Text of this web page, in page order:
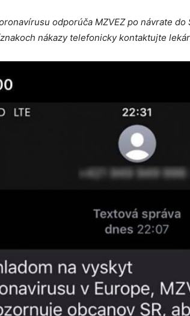
odporúča MZVEZ po návrate
nákazy telefonicky kontaktujte